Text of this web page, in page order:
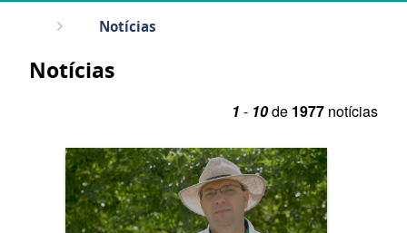
Notícias
Notícias
1 - 10de 1977 notícias